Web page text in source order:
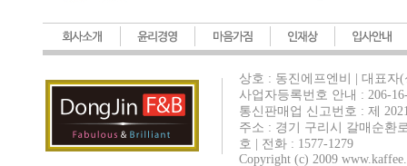
상호 : 동진에프엔비 | 대표
사업자등록번호 안내 : 206-
통신판매업 신고번호 : 제
주소 : 경기 구리시 갈매순환
호 | 전화 : 1577-1279
Copyright (c) 2009